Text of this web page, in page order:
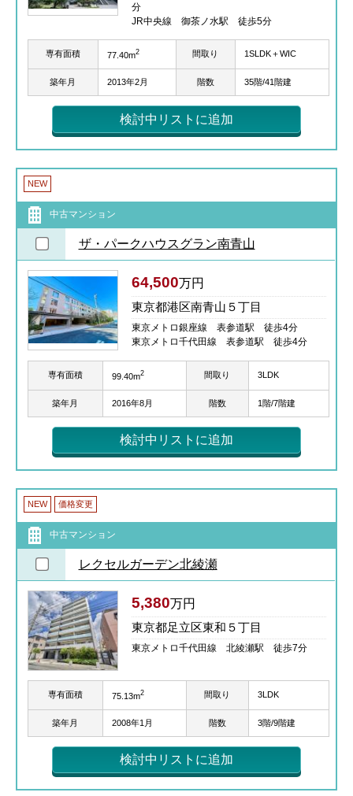
分
JR中央線 御茶ノ水駅 徒歩5分
専有面積 77.40m2 間取り 1SLDK＋WIC
築年月 2013年2月 階数 35階/41階建
検討中リストに追加
NEW
中古マンション
ザ・パークハウスグラン南青山
64,500万円
東京都港区南青山５丁目
東京メトロ銀座線 表参道駅 徒歩4分
東京メトロ千代田線 表参道駅 徒歩4分
専有面積 99.40m2 間取り 3LDK
築年月 2016年8月 階数 1階/7階建
検討中リストに追加
NEW 価格変更
中古マンション
レクセルガーデン北綾瀬
5,380万円
東京都足立区東和５丁目
東京メトロ千代田線 北綾瀬駅 徒歩7分
専有面積 75.13m2 間取り 3LDK
築年月 2008年1月 階数 3階/9階建
検討中リストに追加